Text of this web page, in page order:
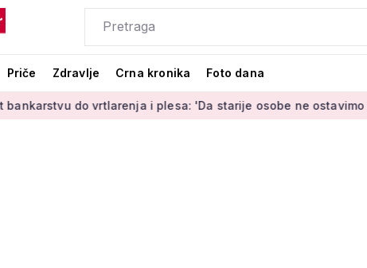
Priče Zdravlje Crna kronika Foto dana
do vrtlarenja i plesa: 'Da starije osobe ne ostavimo same'